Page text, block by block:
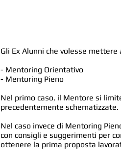
Gli Ex Alunni che volesse
- Mentoring Orientativo
- Mentoring Pieno
Nel primo caso, il Mentore si
precedentemente schematizzate.
Nel caso invece di Mentoring
con consigli e suggerimenti per
ottenere la prima proposta